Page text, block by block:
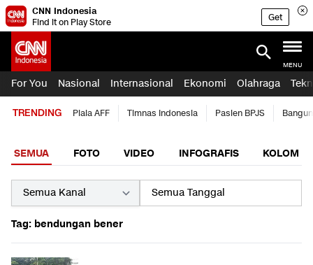
CNN Indonesia
Find it on Play Store
Get
MENU
For You Nasional Internasional Ekonomi Olahraga
TRENDING Piala AFF Timnas Indonesia Pasien BPJS
SEMUA FOTO VIDEO INFOGRAFIS KOLOM
Tag: bendungan bener